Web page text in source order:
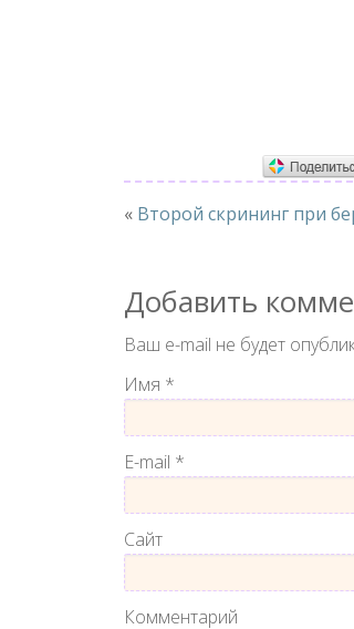
« Второй скрининг при
Добавить
Ваш e-mail не будет
Имя *
E-mail *
Сайт
Комментарий